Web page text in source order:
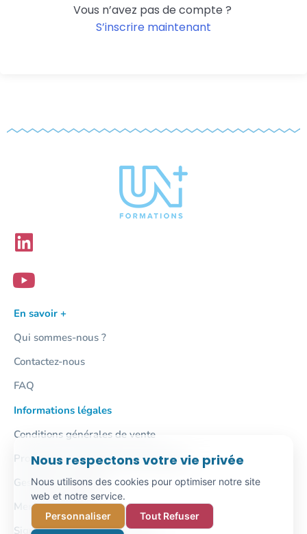
Vous n’avez pas de compte ?
S’inscrire maintenant
En savoir +
Qui sommes-nous ?
Contactez-nous
FAQ
Informations légales
Conditions générales de vente
Protection des données personnelles
Gestion des cookies
Mentions légales
Signalement / Lanceur d'alerte
Nous respectons votre vie privée
Nous utilisons des cookies pour optimiser notre site
web et notre service.
Personnaliser
Tout Refuser